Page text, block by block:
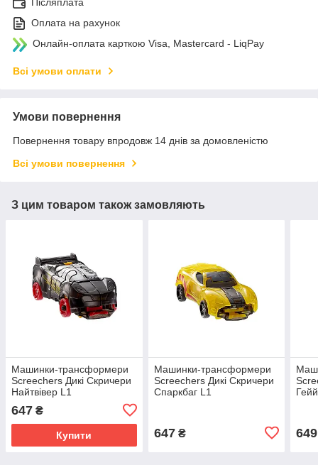
Післяплата
Оплата на рахунок
Онлайн-оплата карткою Visa, Mastercard - LiqPay
Всі умови оплати
Умови повернення
Повернення товару впродовж 14 днів за домовленістю
Всі умови повернення
З цим товаром також замовляють
Машинки-трансформери
Screechers Дикі Скричери
Найтвівер L1
647 ₴
Купити
Машинки-трансформери
Screechers Дикі Скричери
Спаркбаг L1
647₴ 649